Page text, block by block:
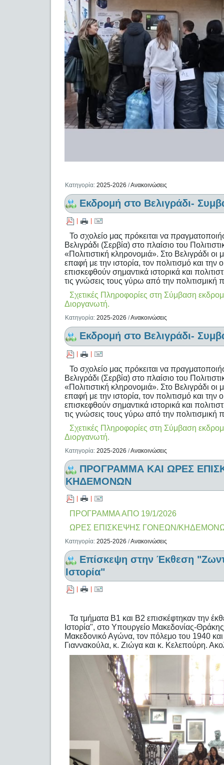
Κατηγορία:2025-2026 /Ανακοινώσεις
Εκδρομή στο Βελιγράδι-
Το σχολείο μας πρόκειται να
Βελιγράδι (Σερβία) στο πλαίσιο του
«Πολιτιστική κληρονομιά». Στο Βελιγράδι οι
επαφή με την ιστορία, τον πολιτισμό και
επισκεφθούν σημαντικά ιστορικά και
τις γνώσεις τους γύρω από την πολιτισμική
Σχετικές Πληροφορίες στη Σύμβαση
Διοργανωτή.
Κατηγορία:2025-2026 /Ανακοινώσεις
Εκδρομή στο Βελιγράδι-
Το σχολείο μας πρόκειται να
Βελιγράδι (Σερβία) στο πλαίσιο του
«Πολιτιστική κληρονομιά». Στο Βελιγράδι οι
επαφή με την ιστορία, τον πολιτισμό και
επισκεφθούν σημαντικά ιστορικά και
τις γνώσεις τους γύρω από την πολιτισμική
Σχετικές Πληροφορίες στη Σύμβαση
Διοργανωτή.
Κατηγορία:2025-2026 /Ανακοινώσεις
ΠΡΟΓΡΑΜΜΑ ΚΑΙ ΩΡΕΣ
ΚΗΔΕΜΟΝΩΝ
ΠΡΟΓΡΑΜΜΑ ΑΠΟ 19/1/2026
ΩΡΕΣ ΕΠΙΣΚΕΨΗΣ ΓΟΝΕΩΝ/
Κατηγορία:2025-2026 /Ανακοινώσεις
Επίσκεψη στην Έκθεση
Ιστορία"
| |
Τα τμήματα Β1 και Β2 επισκέφτηκαν την
Ιστορία", στο Υπουργείο Μακεδονίας-
Μακεδονικό Αγώνα, τον πόλεμο του 1940
Γιαννακούλα, κ. Ζιώγα και κ. Κελεπούρη.